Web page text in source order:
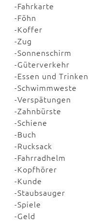
-Fahrkarte
-Föhn
-Koffer
-Zug
-Sonnenschirm
-Güterverkehr
-Essen und Trinken
-Schwimmweste
-Verspätungen
-Zahnbürste
-Schiene
-Buch
-Rucksack
-Fahrradhelm
-Kopfhörer
-Kunde
-Staubsauger
-Spiele
-Geld